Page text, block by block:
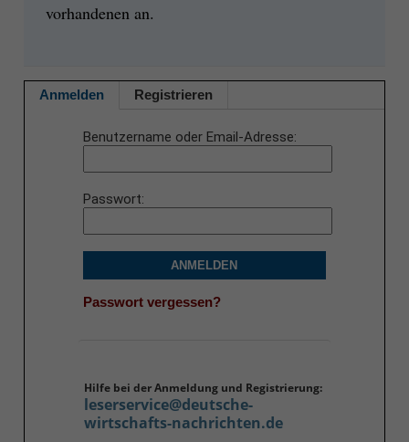
vorhandenen an.
Anmelden Registrieren
Benutzername oder Email-Adresse
Passwort
ANMELDEN
Passwort vergessen?
Hilfe bei der Anmeldung und Registrierung:
leserservice@deutsche-
wirtschafts-nachrichten.de